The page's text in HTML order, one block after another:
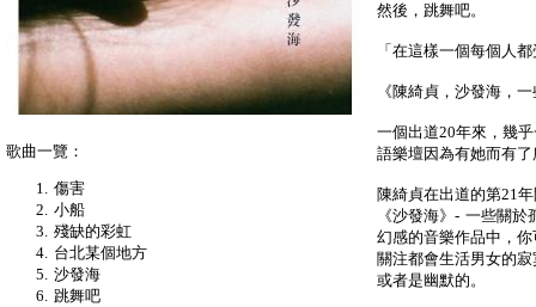
然後，跳舞吧。
「在這樣一個每個人
《陳綺貞，沙發海，
一個出道20年來，幾
語樂壇因為有她而有
陳綺貞在出道的第21
《沙發海》- 一些關
幻感的音樂作品中，
關注都會生活男女的
或者是幽默的。
歌曲一覽：
傷害
小船
殘缺的彩虹
台北某個地方
沙發海
跳舞吧